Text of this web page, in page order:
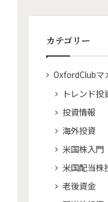
カテゴリー
OxfordClubマ
トレンド投
投資情報
海外投資
米国株入門
米国配当株
老後資金